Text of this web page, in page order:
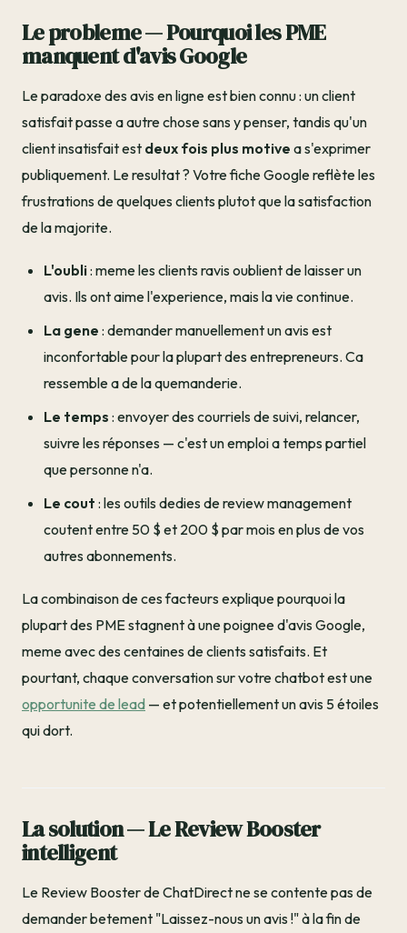
Le probleme — Pourquoi les PME
manquent d'avis Google
Le paradoxe des avis en ligne est bien connu : un client
satisfait passe a autre chose sans y penser, tandis qu'un
client insatisfait est deux fois plus motive a s'exprimer
publiquement. Le resultat ? Votre fiche Google reflète les
frustrations de quelques clients plutot que la satisfaction
de la majorite.
L'oubli: meme les clients ravis oublient de laisser un
avis. Ils ont aime l'experience, mais la vie continue.
La gene : demander manuellement un avis est
inconfortable pour la plupart des entrepreneurs. Ca
ressemble a de la quemanderie.
Le temps : envoyer des courriels de suivi, relancer,
suivre les réponses — c'est un emploi a temps partiel
que personne n'a.
Le cout : les outils dedies de review management
coutent entre 50 $ et 200 $ par mois en plus de vos
autres abonnements.
La combinaison de ces facteurs explique pourquoi la
plupart des PME stagnent à une poignee d'avis Google,
meme avec des centaines de clients satisfaits. Et
pourtant, chaque conversation sur votre chatbot est une
opportunite de lead — et potentiellement un avis 5 étoiles
qui dort.
La solution — Le Review Booster
intelligent
Le Review Booster de ChatDirect ne se contente pas de
demander betement "Laissez-nous un avis !" à la fin de